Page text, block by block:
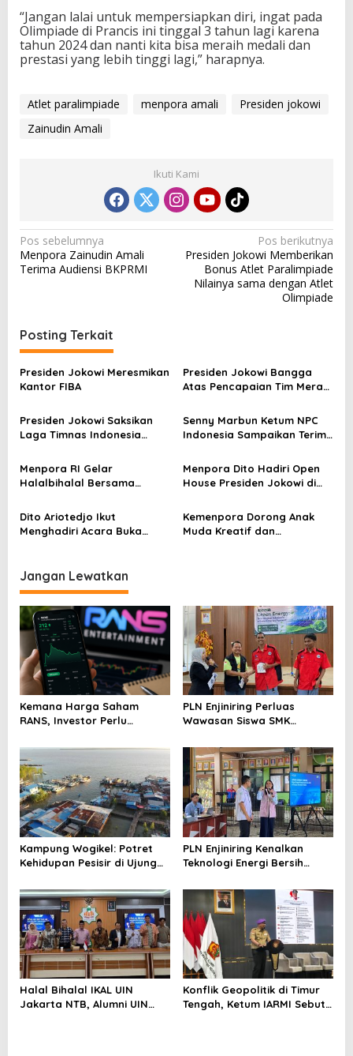
“Jangan lalai untuk mempersiapkan diri, ingat pada
Olimpiade di Prancis ini tinggal 3 tahun lagi karena
tahun 2024 dan nanti kita bisa meraih medali dan
prestasi yang lebih tinggi lagi,” harapnya.
Atlet paralimpiade menpora amali
Presiden jokowi
Zainudin Amali
Ikuti Kami
N
a
g
a
s
i
p
o
s
Pos sebelumnya
Menpora Zainudin Amali
Terima Audiensi BKPRMI
Pos berikutnya
Presiden Jokowi Memberikan
Bonus Atlet Paralimpiade
Nilainya sama dengan Atlet
Olimpiade
Posting Terkait
Presiden Jokowi Meresmikan
Kantor FIBA
Presiden Jokowi Bangga
Atas Pencapaian Tim Merah
2024 Paris
Presiden Jokowi Saksikan
Laga Timnas Indonesia
Dampingi Menpora Dito
Senny Marbun Ketum NPC
Indonesia Sampaikan Terima
Atas Dukungan Penuhnya
Menpora RI Gelar
Halalbihalal Bersama
Menpora Dito Hadiri Open
House Presiden Jokowi di
Dito Ariotedjo Ikut
Menghadiri Acara Buka
Amin
Kemenpora Dorong Anak
Muda Kreatif dan
Jangan Lewatkan
Kemana Harga Saham
RANS, Investor Perlu
Menghindari Spekulasi
Berlebihan
PLN Enjiniring Perluas
Wawasan Siswa SMK
Perubahan Iklim
Kampung Wogikel: Potret
Kehidupan Pesisir di Ujung
Bertahan di Tengah
Keterbatasan
PLN Enjiniring Kenalkan
Teknologi Energi Bersih
Halal Bihalal IKAL UIN
Jakarta NTB, Alumni UIN
Konflik Geopolitik di Timur
Tengah, Ketum IARMI Sebut